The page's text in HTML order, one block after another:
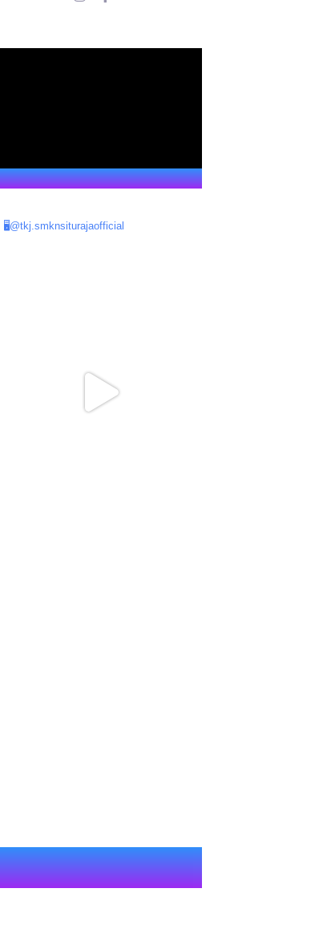
🖥@tkj.smknsiturajaofficial